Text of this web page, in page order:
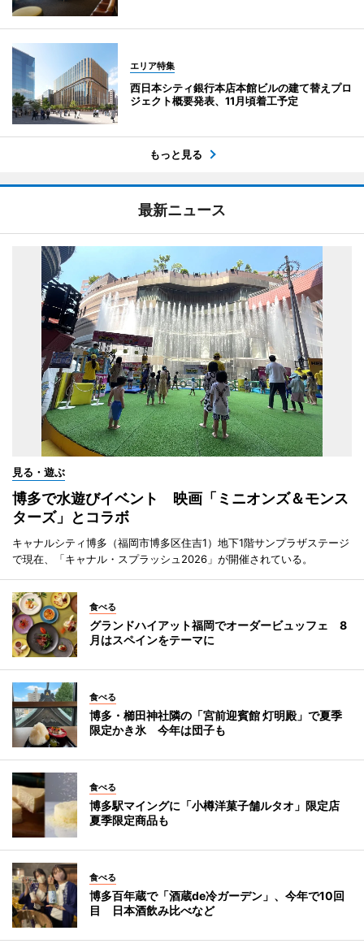
エリア特集
西日本シティ銀行本店本館ビルの建て替えプロ
ジェクト概要発表、11月頃着工予定
もっと見る
最新ニュース
見る・遊ぶ
博多で水遊びイベント 映画「ミニオンズ＆モンス
ターズ」とコラボ
キャナルシティ博多（福岡市博多区住吉1）地下1階サンプラザステージ
で現在、「キャナル・スプラッシュ2026」が開催されている。
食べる
グランドハイアット福岡でオーダービュッフェ 8
月はスペインをテーマに
食べる
博多・櫛田神社隣の「宮前迎賓館 灯明殿」で夏季
限定かき氷 今年は団子も
食べる
博多駅マイングに「小樽洋菓子舗ルタオ」限定店
夏季限定商品も
食べる
博多百年蔵で「酒蔵de冷ガーデン」、今年で10回
目 日本酒飲み比べなど